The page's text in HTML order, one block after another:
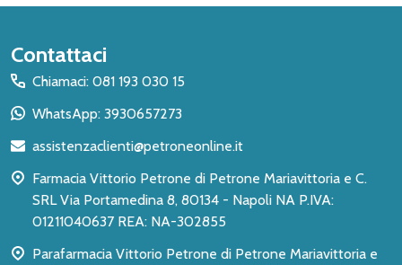
Inizio
del
piè
pagina
Contattaci
Chiamaci: 081 193 030 15
WhatsApp: 3930657273
assistenzaclienti@petroneonline.it
Farmacia Vittorio Petrone di Petrone Mariavittoria e C.
SRL Via Portamedina 8, 80134 - Napoli NA P.IVA:
01211040637 REA: NA-302855
Parafarmacia Vittorio Petrone di Petrone Mariavittoria e